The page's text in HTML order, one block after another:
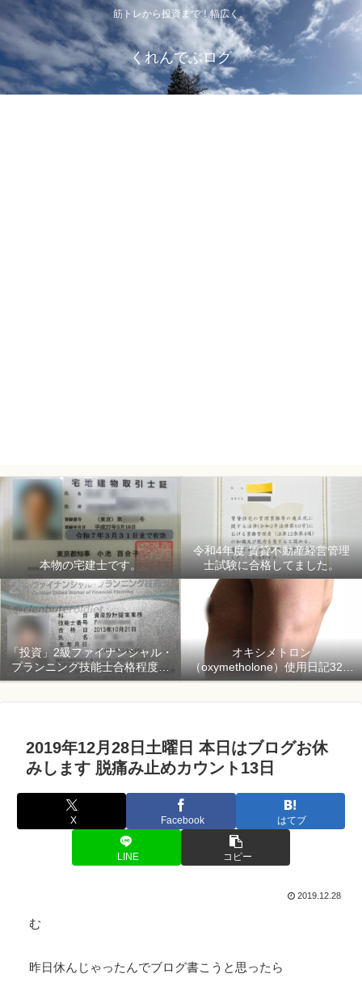
筋トレから投資まで！幅広く。
くれんでぶログ
本物の宅建士です。
令和4年度 賃貸不動産経営管理
士試験に合格してました。
「投資」2級ファイナンシャル・
プランニング技能士合格程度で
ようやく初心者「資産形成」
オキシメトロン
（oxymetholone）使用日記32日
目「骨格筋量増量開始150日目」
2019年12月28日土曜日 本日はブログお休
みします 脱痛み止めカウント13日
X Facebook はてブ
LINE コピー
2019.12.28
む
昨日休んじゃったんでブログ書こうと思ったら